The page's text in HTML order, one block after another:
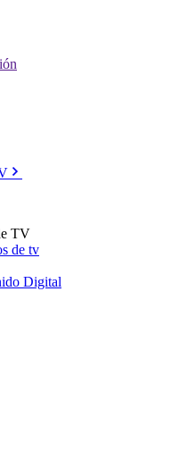
TV
de tv
Digital